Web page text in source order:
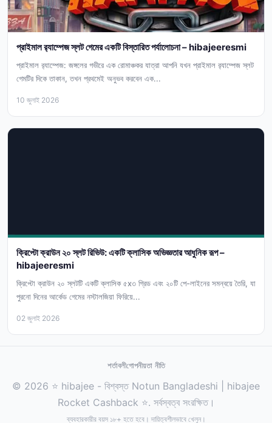
প্রাইমাল র‍্যাম্পেজ স্লট গেমের একটি বিস্তারিত পর্যালোচনা – hibajeeresmi
প্রাইমাল র‍্যাম্পেজ: জঙ্গলের গভীরে এক রোমাঞ্চকর যাত্রা আপনি যখন প্রাইমাল র‍্যাম্পেজ স্লট
গেমটির দিকে তাকান, তখন প্রথমেই অনুভব করবেন এক...
10 জুলাই 2026
ক্রিপ্টো ক্রাউন ২০ স্লট রিভিউ: একটি ক্লাসিক অভিজ্ঞতার আধুনিক রূপ –
hibajeeresmi
ক্রিপ্টো ক্রাউন ২০ স্লটটি একটি ক্লাসিক ৫x৩ গ্রিড এবং ২০টি পে-লাইনের সমন্বয়ে তৈরি, যা
পুরনো দিনের আর্কেড গেমের নস্টালজিয়া ফিরিয়ে...
02 জুলাই 2026
শর্তাবলীগোপনীয়তা নীতি
© 2026 ⭐ hibajee - বিশ্বস্ত Notun Bangladeshi | hibajee
Rocket Cashback ⭐. সর্বস্বত্ব সংরক্ষিত।
ব্যবহারকারীর বয়স ১৮+ হতে হবে। দায়িত্বশীলভাবে খেলুন।